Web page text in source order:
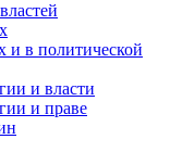
и в политической
и власти
и праве